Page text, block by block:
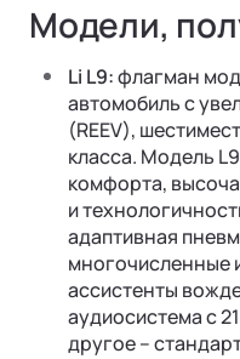
Флагманский
Модели,
Li L9:флагман
автомобиль с
(REEV),
класса. Модель
комфорта,
и
адаптивная
многочисленные
ассистенты
аудиосистема с
другое –